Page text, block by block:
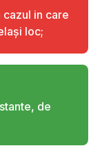
in care
loc;
de